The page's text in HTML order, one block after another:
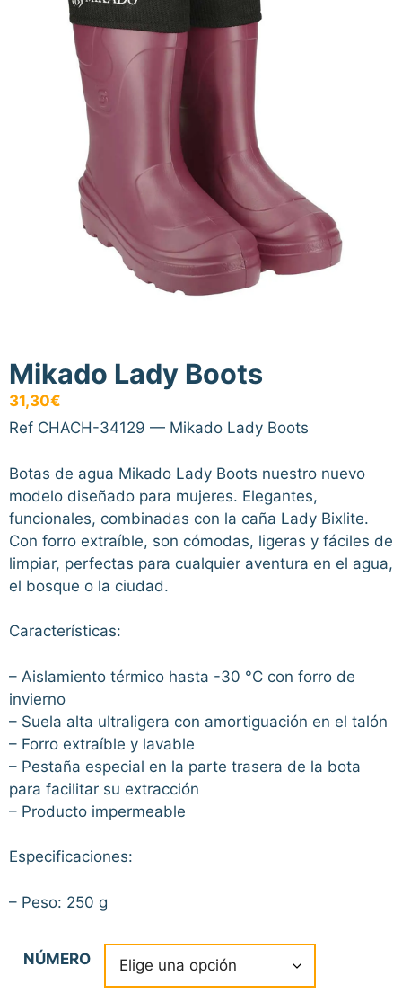
Mikado Lady Boots
31,30€
Ref CHACH-34129 — Mikado Lady Boots
Botas de agua Mikado Lady Boots nuestro nuevo
modelo diseñado para mujeres. Elegantes,
funcionales, combinadas con la caña Lady Bixlite.
Con forro extraíble, son cómodas, ligeras y fáciles de
limpiar, perfectas para cualquier aventura en el agua,
el bosque o la ciudad.
Características:
– Aislamiento térmico hasta -30 °C con forro de
invierno
– Suela alta ultraligera con amortiguación en el talón
– Forro extraíble y lavable
– Pestaña especial en la parte trasera de la bota
para facilitar su extracción
– Producto impermeable
Especificaciones:
– Peso: 250 g
NÚMERO